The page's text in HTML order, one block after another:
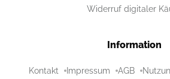
Widerruf digitaler
Information
Kontakt Impressum AGB